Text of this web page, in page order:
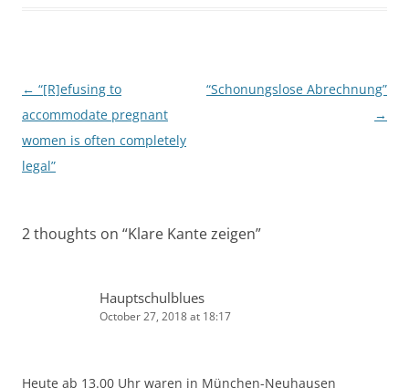
Post
navigation
← “[R]efusing to
accommodate pregnant
women is often completely
legal”
“Schonungslose Abrechnung”
→
2 thoughts on “Klare Kante zeigen”
Hauptschulblues
October 27, 2018 at 18:17
Heute ab 13.00 Uhr waren in München-Neuhausen